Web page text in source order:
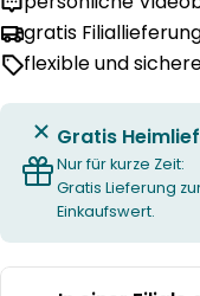
gratis
flexible und
Gratis
Nur für kurze Zeit:
Gratis Lieferung
Einkaufswert.